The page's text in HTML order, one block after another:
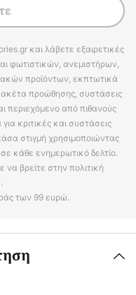
και λάβετε εξαιρετικές
φωτιστικών, ανεμιστήρων,
προϊόντων, εκπτωτικά
προώθησης, συστάσεις
περιεχόμενο από πιθανούς
κριτικές και συστάσεις
στιγμή χρησιμοποιώντας
κάθε ενημερωτικό δελτίο.
να βρείτε στην πολιτική
των 99 ευρώ.